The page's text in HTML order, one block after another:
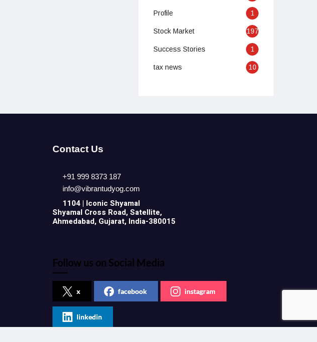
Profile 1
Stock Market 197
Success Stories 1
tax news 10
Contact Us
+91 999 8373 187
info@vibrantudyog.com
1104 | Iconic Shyamal
Shyamal Cross Road, Satellite,
Ahmedabad, Gujarat, India-380015
Follow us on Social Media
x facebook instagram
linkedin